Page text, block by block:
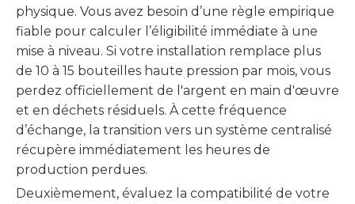
physique. Vous avez besoin d’une règle empirique
fiable pour calculer l’éligibilité immédiate à une
mise à niveau. Si votre installation remplace plus
de 10 à 15 bouteilles haute pression par mois, vous
perdez officiellement de l'argent en main d'œuvre
et en déchets résiduels. À cette fréquence
d’échange, la transition vers un système centralisé
récupère immédiatement les heures de
production perdues.
Deuxièmement, évaluez la compatibilité de votre